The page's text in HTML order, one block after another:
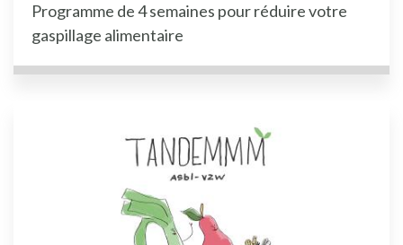
Programme de 4 semaines pour réduire votre
gaspillage alimentaire